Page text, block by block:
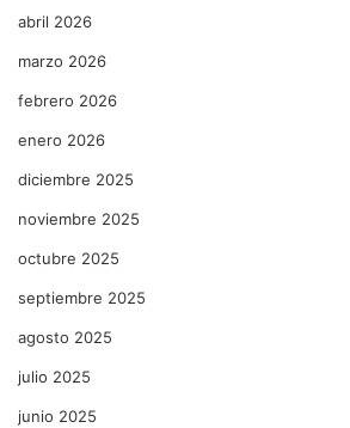
abril 2026
marzo 2026
febrero 2026
enero 2026
diciembre 2025
noviembre 2025
octubre 2025
septiembre 2025
agosto 2025
julio 2025
junio 2025